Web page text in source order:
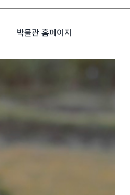
박물관 홈페이지